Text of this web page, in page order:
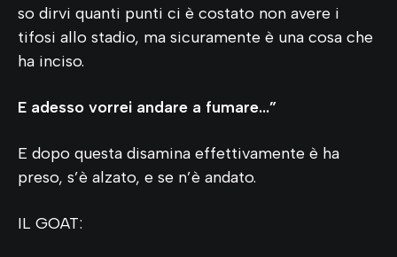
so dirvi quanti punti ci è costato non avere i
tifosi allo stadio, ma sicuramente è una cosa che
ha inciso.
E adesso vorrei andare a fumare…”
E dopo questa disamina effettivamente è ha
preso, s’è alzato, e se n’è andato.
IL GOAT: